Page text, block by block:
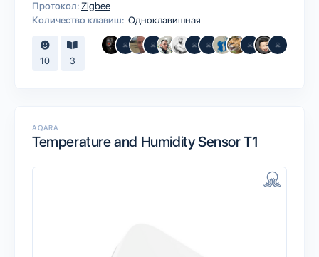
Протокол: Zigbee
Количество клавиш: Одноклавишная
10 3
AQARA
Temperature and Humidity Sensor T1